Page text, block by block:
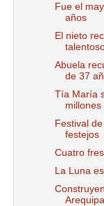
Fue el
años
El nieto
Abuela
de 37
Tía María
millones
Festival
festejos
Cuatro
La Luna
Arequipa